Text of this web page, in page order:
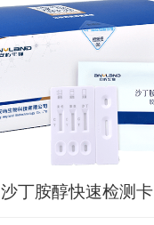
沙丁胺醇快速检测卡